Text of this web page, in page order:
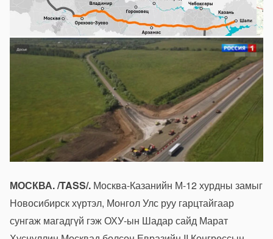
МОСКВА. /TASS/. Москва-Казанийн М-12 хурдны замыг
Новосибирск хүртэл, Монгол Улс руу гарцтайгаар
сунгаж магадгүй гэж ОХУ-ын Шадар сайд Марат